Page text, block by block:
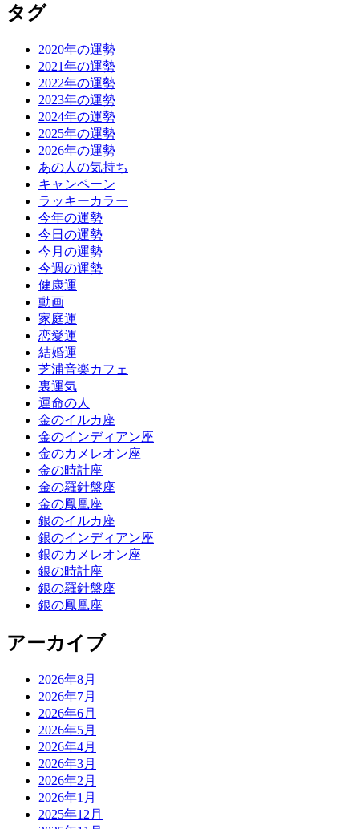
タグ
2020年の運勢
2021年の運勢
2022年の運勢
2023年の運勢
2024年の運勢
2025年の運勢
2026年の運勢
あの人の気持ち
キャンペーン
ラッキーカラー
今年の運勢
今日の運勢
今月の運勢
今週の運勢
健康運
動画
家庭運
恋愛運
結婚運
芝浦音楽カフェ
裏運気
運命の人
金のイルカ座
金のインディアン座
金のカメレオン座
金の時計座
金の羅針盤座
金の鳳凰座
銀のイルカ座
銀のインディアン座
銀のカメレオン座
銀の時計座
銀の羅針盤座
銀の鳳凰座
アーカイブ
2026年8月
2026年7月
2026年6月
2026年5月
2026年4月
2026年3月
2026年2月
2026年1月
2025年12月